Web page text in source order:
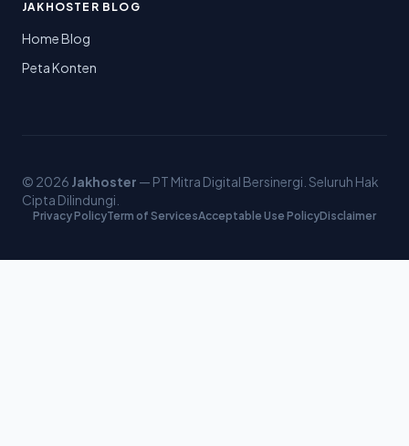
JAKHOSTER BLOG
Home Blog
Peta Konten
© 2026 Jakhoster — PT Mitra Digital Bersinergi. Seluruh Hak
Cipta Dilindungi.
Privacy PolicyTerm of ServicesAcceptable Use PolicyDisclaimer